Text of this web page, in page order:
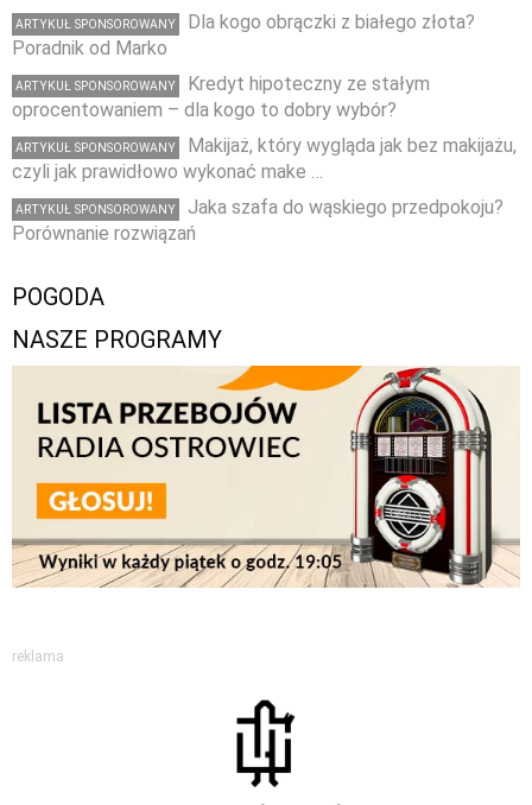
ARTYKUŁ SPONSOROWANY
Dla kogo obrączki z białego złota?
Poradnik od Marko
ARTYKUŁ SPONSOROWANY
Kredyt hipoteczny ze stałym
oprocentowaniem – dla kogo to dobry wybór?
ARTYKUŁ SPONSOROWANY
Makijaż, który wygląda jak bez makijażu,
czyli jak prawidłowo wykonać make …
ARTYKUŁ SPONSOROWANY
Jaka szafa do wąskiego przedpokoju?
Porównanie rozwiązań
POGODA
NASZE PROGRAMY
reklama